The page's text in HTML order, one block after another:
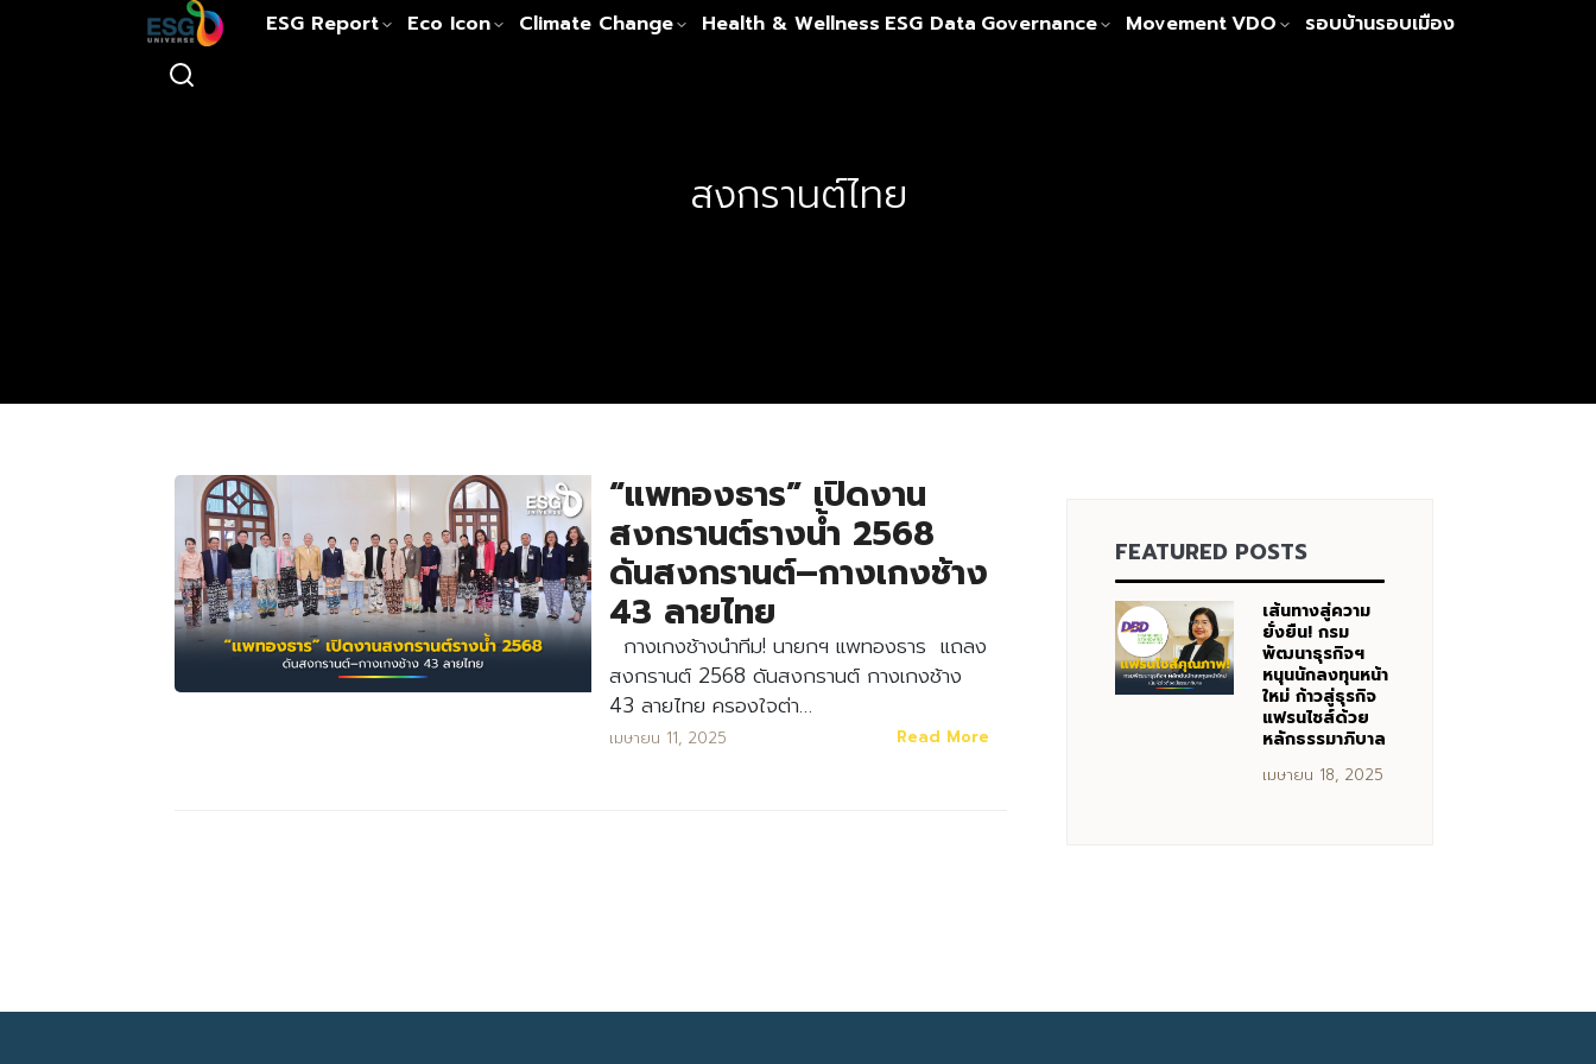
ESG Report Eco Icon Climate Change Health & Wellness ESG Data Governance MovementVDO รอบบ้านรอบเมือง
Search
Search
สงกรานต์ไทย
“แพทองธาร” เปิดงาน
สงกรานต์รางน้ำ 2568
ดันสงกรานต์–กางเกงช้าง
43 ลายไทย
กางเกงช้างนำทีม! นายกฯ แพทองธาร แถลง
สงกรานต์ 2568 ดันสงกรานต์ กางเกงช้าง
43 ลายไทย ครองใจต่า…
เมษายน 11, 2025 Read More
FEATURED POSTS
เส้นทางสู่ความ
ยั่งยืน! กรม
พัฒนาธุรกิจฯ
หนุนนักลงทุนหน้า
ใหม่ ก้าวสู่ธุรกิจ
แฟรนไชส์ด้วย
หลักธรรมาภิบาล
เมษายน 18, 2025